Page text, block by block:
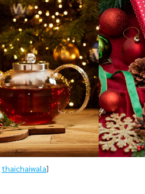
thaichaiwala]